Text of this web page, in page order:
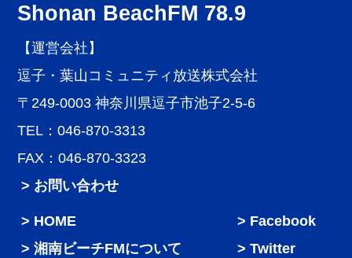
Shonan BeachFM 78.9
【運営会社】
逗子・葉山コミュニティ放送株式会社
〒249-0003 神奈川県逗子市池子2-5-6
TEL：046-870-3313
FAX：046-870-3323
> お問い合わせ
HOME
湘南ビーチFMについて
Facebook
Twitter